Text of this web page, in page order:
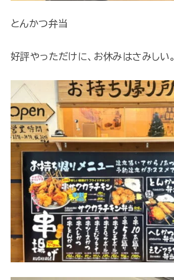
とんかつ弁当
好評やっただけに、お休みはさみしい。